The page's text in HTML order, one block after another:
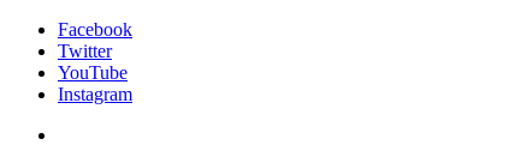
Facebook
Twitter
YouTube
Instagram